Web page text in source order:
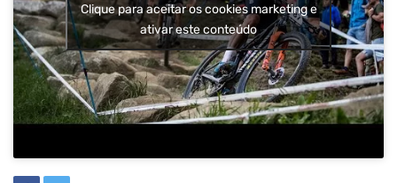
Clique para aceitar os cookies marketing e
ativar este conteúdo